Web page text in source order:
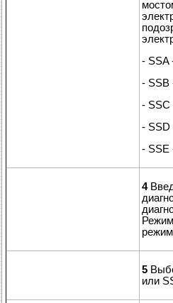
- SSA
- SSB
-
-
- SSE
4
5
или